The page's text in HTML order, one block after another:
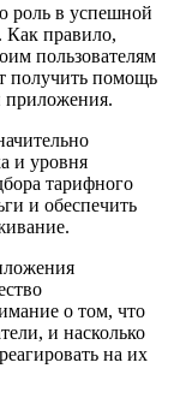
роль в успешной
Как правило,
пользователям
получить помощь
приложения.
и уровня
тарифного
и обеспечить
о том, что
и насколько
на их